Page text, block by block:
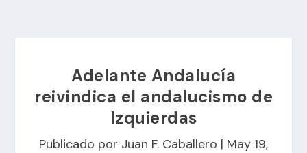
Adelante Andalucía
reivindica el andalucismo de
Izquierdas
Publicado por Juan F. Caballero | May 19,